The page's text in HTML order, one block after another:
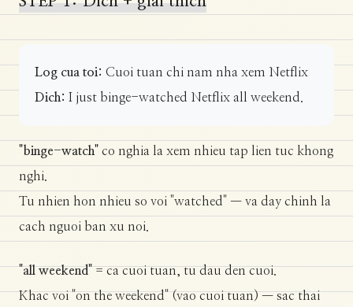
Log cua toi: Cuoi tuan chi nam nha xem Netflix
Dich:
I just binge-watched Netflix all weekend.
"binge-watch" co nghia la xem nhieu tap lien tuc khong
nghi.
Tu nhien hon nhieu so voi "watched" — va day chinh la
cach nguoi ban xu noi.
"all weekend"= ca cuoi tuan, tu dau den cuoi.
Khac voi "on the weekend" (vao cuoi tuan) — sac thai